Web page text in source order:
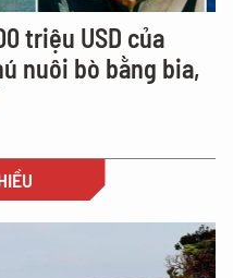
triệu USD của
nuôi bò bằng bia,